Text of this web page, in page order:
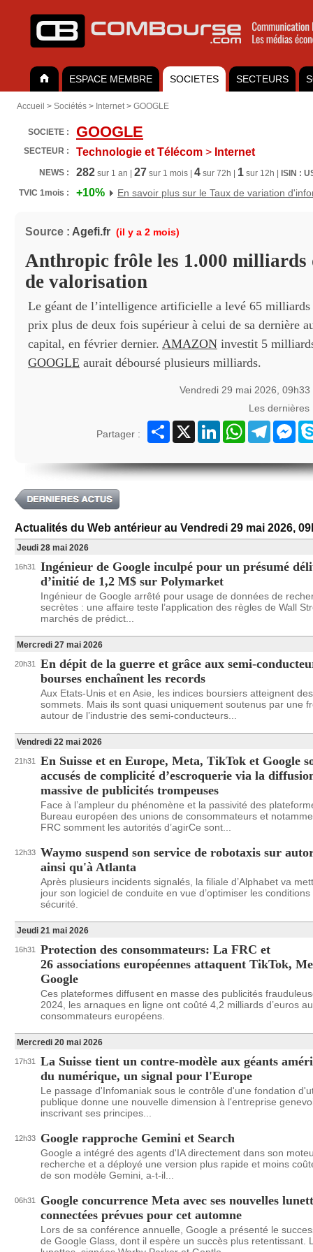
ESPACE MEMBRE SOCIETES SECTEURS
Accueil > Sociétés > Internet> GOOGLE
SOCIETE : GOOGLE
SECTEUR : Technologie et Télécom > Internet
NEWS : 282 sur 1 an | 27 sur 1 mois | 4 sur 72h | 1 sur 12h |
ISIN :
TVIC 1mois :
+10% En savoir plus sur le Taux de variation
Source : Agefi.fr (il y a 2 mois)
Anthropic frôle les 1.000 milliards
de valorisation
Le géant de l’intelligence artificielle a levé 65 milliards
prix plus de deux fois supérieur à celui de sa dernière
capital, en février dernier. AMAZON investit 5
GOOGLE aurait déboursé plusieurs milliards.
Vendredi 29 mai 2026,
Les
Partager :
Partager
X LinkedInWhatsAppTelegram
Actualités du Web antérieur au Vendredi 29 mai 2026,
Jeudi 28 mai 2026
16h31
Ingénieur de Google inculpé pour un présumé
d’initié de 1,2 M$ sur Polymarket
Ingénieur de Google arrêté pour usage de données de
secrètes : une affaire teste l’application des règles de Wall
marchés de prédict...
Mercredi 27 mai 2026
20h31
En dépit de la guerre et grâce aux semi-
bourses enchaînent les records
Aux Etats-Unis et en Asie, les indices boursiers atteignent des
sommets. Mais ils sont quasi uniquement soutenus par une
autour de l’industrie des semi-conducteurs...
Vendredi 22 mai 2026
21h31
En Suisse et en Europe, Meta, TikTok et Google
accusés de complicité d’escroquerie via la
massive de publicités trompeuses
Face à l’ampleur du phénomène et la passivité des
Bureau européen des unions de consommateurs et
FRC somment les autorités d’agirCe sont...
12h33 Waymo suspend son service de robotaxis sur
ainsi qu'à Atlanta
Après plusieurs incidents signalés, la filiale d’Alphabet va
jour son logiciel de conduite en vue d’optimiser les conditions
sécurité.
Jeudi 21 mai 2026
16h31
Protection des consommateurs: La FRC et
26 associations européennes attaquent TikTok,
Google
Ces plateformes diffusent en masse des publicités
2024, les arnaques en ligne ont coûté 4,2 milliards d’euros
consommateurs européens.
Mercredi 20 mai 2026
17h31
La Suisse tient un contre-modèle aux géants
du numérique, un signal pour l'Europe
Le passage d'Infomaniak sous le contrôle d'une fondation
publique donne une nouvelle dimension à l'entreprise
inscrivant ses principes...
12h33 Google rapproche Gemini et Search
Google a intégré des agents d'IA directement dans son
recherche et a déployé une version plus rapide et moins
de son modèle Gemini, a-t-il...
06h31
Google concurrence Meta avec ses nouvelles
connectées prévues pour cet automne
Lors de sa conférence annuelle, Google a présenté le
de Google Glass, dont il espère un succès plus retentissant.